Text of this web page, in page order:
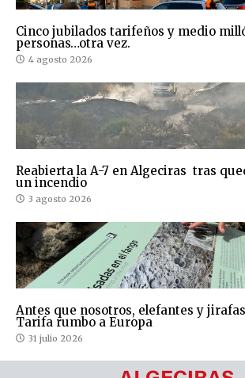
Cinco jubilados tarifeños y medio
personas…otra vez.
4 agosto 2026
Reabierta la A-7 en Algeciras tras
un incendio
3 agosto 2026
Antes que nosotros, elefantes y
Tarifa rumbo a Europa
31 julio 2026